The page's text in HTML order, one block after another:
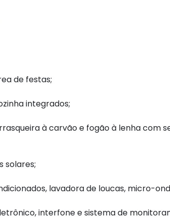
de festas;
integrados;
à carvão e fogão à lenha com
solares;
lavadora de loucas, micro-
interfone e sistema de